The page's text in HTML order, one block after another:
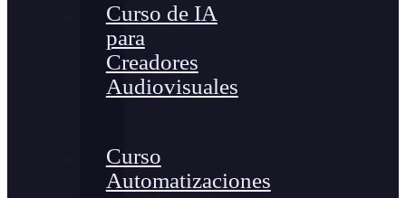
Curso de IA
para
Creadores
Audiovisuales
Curso
Automatizaciones